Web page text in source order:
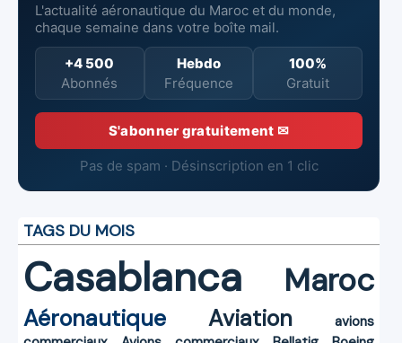
L'actualité aéronautique du Maroc et du monde,
chaque semaine dans votre boîte mail.
+4 500
Abonnés
Hebdo
Fréquence
100%
Gratuit
S'abonner gratuitement ✉
Pas de spam · Désinscription en 1 clic
TAGS DU MOIS
Casablanca Maroc
Aéronautique Aviation
avions